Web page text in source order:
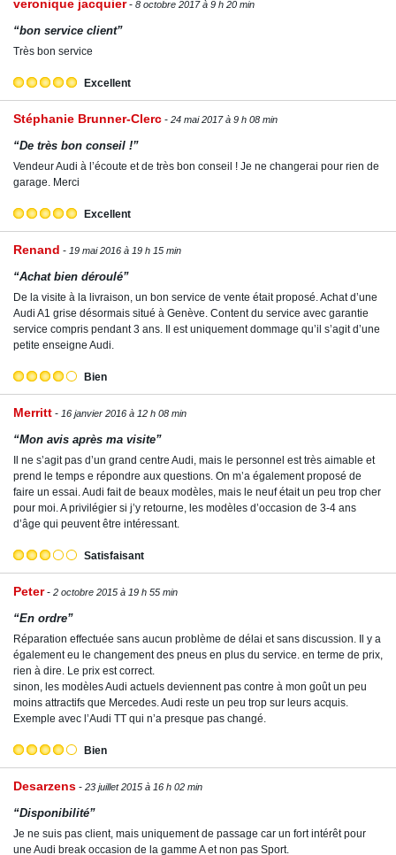
veronique jacquier 8 octobre 2017 à 9 h 20 min
“bon service client”
Très bon service
Excellent
Stéphanie Brunner-Clerc 24 mai 2017 à 9 h 08 min
“De très bon conseil !”
Vendeur Audi à l’écoute et de très bon conseil ! Je ne changerai pour rien de
garage. Merci
Excellent
Renand 19 mai 2016 à 19 h 15 min
“Achat bien déroulé”
De la visite à la livraison, un bon service de vente était proposé. Achat d’une
Audi A1 grise désormais situé à Genève. Content du service avec garantie
service compris pendant 3 ans. Il est uniquement dommage qu’il s’agit d’une
petite enseigne Audi.
Bien
Merritt 16 janvier 2016 à 12 h 08 min
“Mon avis après ma visite”
Il ne s’agit pas d’un grand centre Audi, mais le personnel est très aimable et
prend le temps e répondre aux questions. On m’a également proposé de
faire un essai. Audi fait de beaux modèles, mais le neuf était un peu trop cher
pour moi. A privilégier si j’y retourne, les modèles d’occasion de 3-4 ans
d’âge qui peuvent être intéressant.
Satisfaisant
Peter 2 octobre 2015 à 19 h 55 min
“En ordre”
Réparation effectuée sans aucun problème de délai et sans discussion. Il y a
également eu le changement des pneus en plus du service. en terme de prix,
rien à dire. Le prix est correct.
sinon, les modèles Audi actuels deviennent pas contre à mon goût un peu
moins attractifs que Mercedes. Audi reste un peu trop sur leurs acquis.
Exemple avec l’Audi TT qui n’a presque pas changé.
Bien
Desarzens 23 juillet 2015 à 16 h 02 min
“Disponibilité”
Je ne suis pas client, mais uniquement de passage car un fort intérêt pour
une Audi break occasion de la gamme A et non pas Sport.